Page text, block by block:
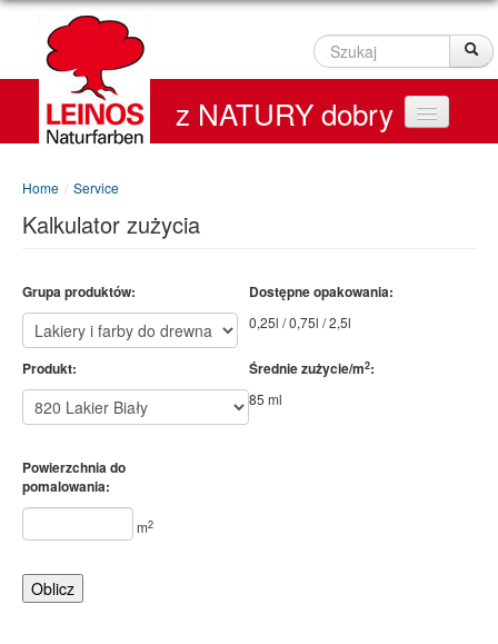
Szukaj
Home
Produkty
Kontakt
On line Shop
z NATURY dobry
Home / Service
Kalkulator zużycia
Dostępne opakowania:
0,25l / 0,75l / 2,5l
Grupa produktów:
Średnie zużycie/m2:
85 ml
Produkt:
Powierzchnia do
pomalowania:
m2
Oblicz